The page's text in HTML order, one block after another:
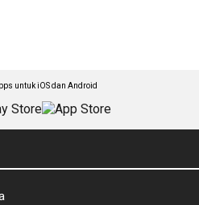
untuk iOS dan Android